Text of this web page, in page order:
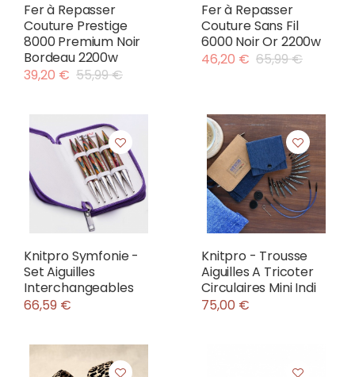
Fer à Repasser
Couture Prestige
8000 Premium Noir
Bordeau 2200w
39,20 € 55,99 €
Fer à Repasser
Couture Sans Fil
6000 Noir Or 2200w
46,20 € 65,99 €
Knitpro Symfonie -
Set Aiguilles
Interchangeables
66,59 €
Knitpro - Trousse
Aiguilles A Tricoter
Circulaires Mini Indi
75,00 €